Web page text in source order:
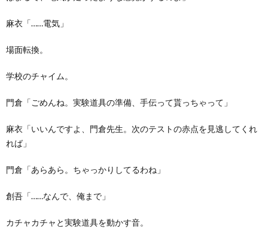
麻衣「……電気」
場面転換。
学校のチャイム。
門倉「ごめんね。実験道具の準備、手伝って貰っちゃって」
麻衣「いいんですよ、門倉先生。次のテストの赤点を見逃してくれ
れば」
門倉「あらあら。ちゃっかりしてるわね」
創吾「……なんで、俺まで」
カチャカチャと実験道具を動かす音。